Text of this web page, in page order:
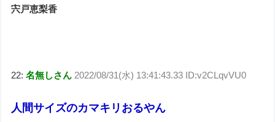
宍戸恵梨香
22:名無しさん 2022/08/31(水) 13:41:43.33 ID:v2CLqvVU0
人間サイズのカマキリおるやん